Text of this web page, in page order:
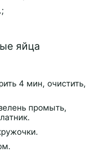
4 мин, очистить,
промыть,